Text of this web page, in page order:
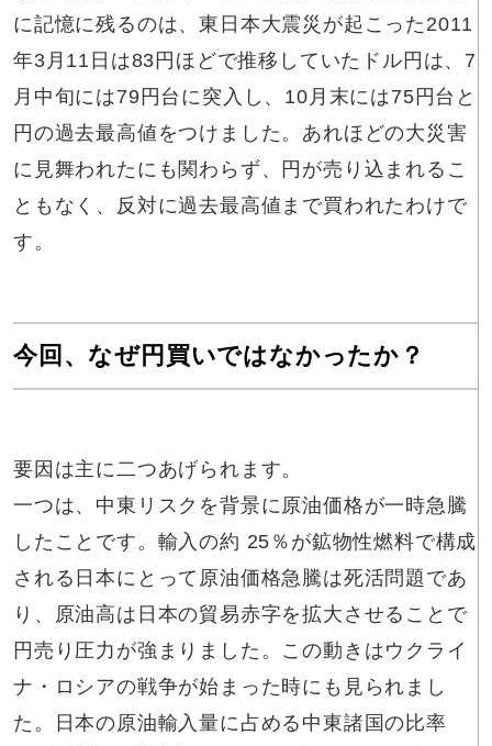
に記憶に残るのは、東日本大震災が起こった2011
年3月11日は83円ほどで推移していたドル円は、7
月中旬には79円台に突入し、10月末には75円台と
円の過去最高値をつけました。あれほどの大災害
に見舞われたにも関わらず、円が売り込まれるこ
ともなく、反対に過去最高値まで買われたわけで
す。
今回、なぜ円買いではなかったか？
要因は主に二つあげられます。
一つは、中東リスクを背景に原油価格が一時急騰
したことです。輸入の約 25％が鉱物性燃料で構成
される日本にとって原油価格急騰は死活問題であ
り、原油高は日本の貿易赤字を拡大させることで
円売り圧力が強まりました。この動きはウクライ
ナ・ロシアの戦争が始まった時にも見られまし
た。日本の原油輸入量に占める中東諸国の比率